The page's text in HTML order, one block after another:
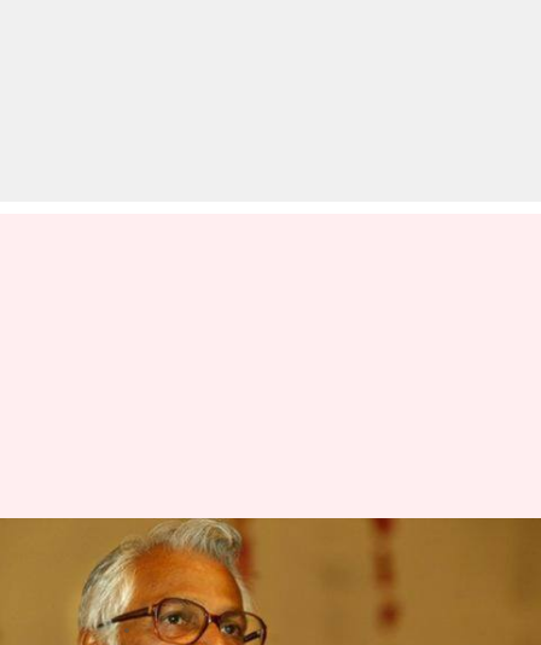
पूर्व रक्षा मंत्री जॉर्ज फर्नांडीस का 88
साल की उम्र में निधन
प्रमोद कुमार Jan 29, 2019 10:46 am